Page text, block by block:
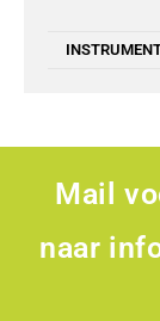
Mail
naar